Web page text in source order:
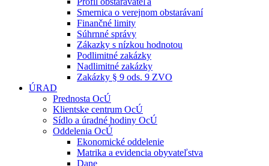
Smernica o verejnom obstarávaní
Finančné limity
Súhrnné správy
Zákazky s nízkou hodnotou
Podlimitné zakázky
Nadlimitné zakázky
Zakázky § 9 ods. 9 ZVO
ÚRAD
Prednosta OcÚ
Klientske centrum OcÚ
Sídlo a úradné hodiny OcÚ
Oddelenia OcÚ
Ekonomické oddelenie
Matrika a evidencia obyvateľstva
Dane